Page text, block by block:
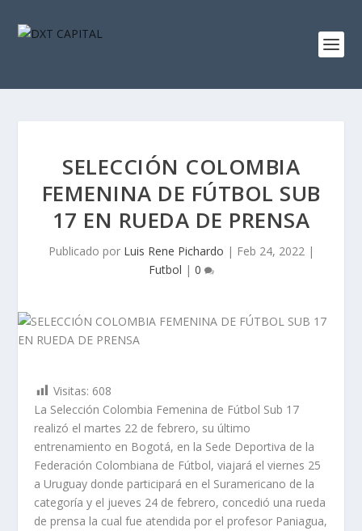
SELECCIÓN COLOMBIA
FEMENINA DE FÚTBOL SUB
17 EN RUEDA DE PRENSA
Publicado por Luis Rene Pichardo | Feb 24, 2022|
Futbol | 0
Visitas: 608
La Selección Colombia Femenina de Fútbol Sub 17
realizó el martes 22 de febrero, su último
entrenamiento en Bogotá, en la Sede Deportiva de la
Federación Colombiana de Fútbol, viajará el viernes 25
a Uruguay donde participará en el Suramericano de la
categoría y el jueves 24 de febrero, concedió una rueda
de prensa la cual fue atendida por el profesor Paniagua,